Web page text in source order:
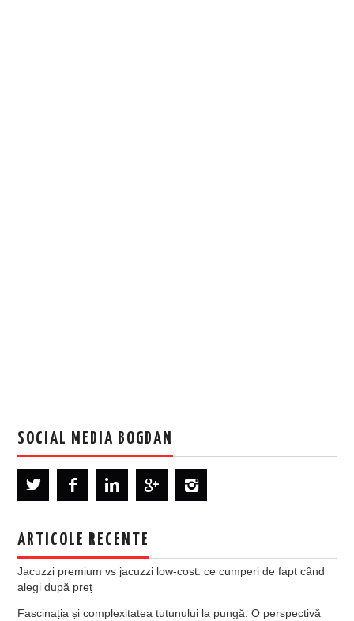
SOCIAL MEDIA BOGDAN
ARTICOLE RECENTE
Jacuzzi premium vs jacuzzi low-cost: ce cumperi de fapt când
alegi după preț
Fascinația și complexitatea tutunului la pungă: O perspectivă